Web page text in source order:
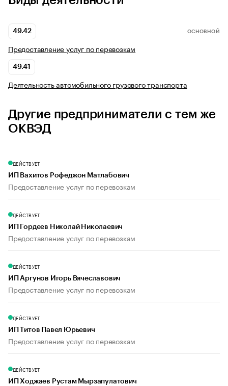
49.42 ОСНОВНОЙ
Предоставление услуг по перевозкам
49.41
Деятельность автомобильного грузового транспорта
Другие предприниматели с тем же
ОКВЭД
ДЕЙСТВУЕТ
ИП Вахитов Рофеджон Матлабович
Предоставление услуг по перевозкам
ДЕЙСТВУЕТ
ИП Гордеев Николай Николаевич
Предоставление услуг по перевозкам
ДЕЙСТВУЕТ
ИП Аргунов Игорь Вячеславович
Предоставление услуг по перевозкам
ДЕЙСТВУЕТ
ИП Титов Павел Юрьевич
Предоставление услуг по перевозкам
ДЕЙСТВУЕТ
ИП Ходжаев Рустам Мырзапулатович